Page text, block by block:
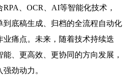
、OCR、AI等智能化技术，
底稿生成、归档的全流程自动化
痛点。未来，随着技术持续迭
、更高效、更协同的方向发展，
劲动力。